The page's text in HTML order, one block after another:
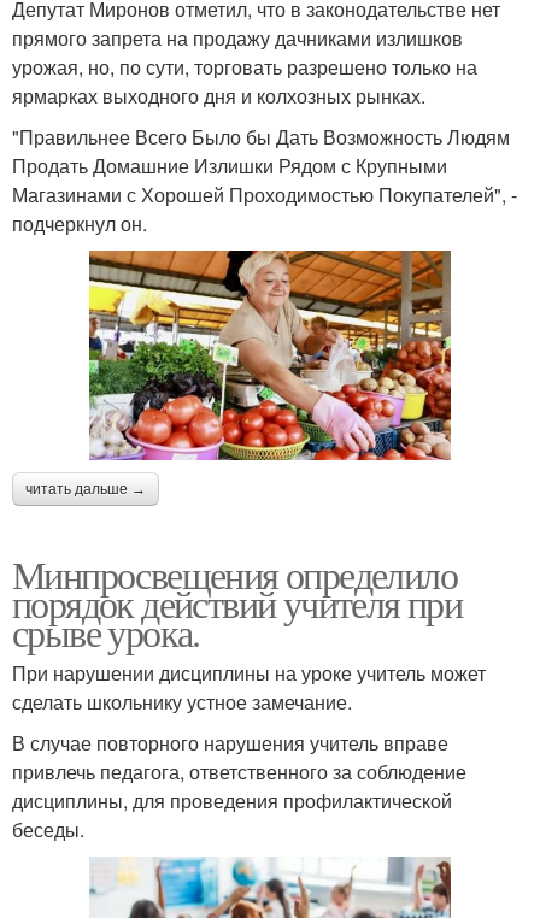
Депутат Миронов отметил, что в законодательстве нет
прямого запрета на продажу дачниками излишков
урожая, но, по сути, торговать разрешено только на
ярмарках выходного дня и колхозных рынках.
"Правильнее Всего Было бы Дать Возможность Людям
Продать Домашние Излишки Рядом с Крупными
Магазинами с Хорошей Проходимостью Покупателей", -
подчеркнул он.
читать дальше →
Минпросвещения определило
порядок действий учителя при
срыве урока.
При нарушении дисциплины на уроке учитель может
сделать школьнику устное замечание.
В случае повторного нарушения учитель вправе
привлечь педагога, ответственного за соблюдение
дисциплины, для проведения профилактической
беседы.